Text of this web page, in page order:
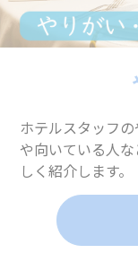
ホテルスタッフ
や向いている人
しく紹介します。